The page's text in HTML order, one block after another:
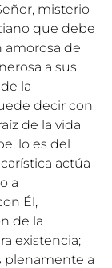
misterio
que debe
amorosa de
a sus
la
decir con
de la vida
lo es del
actúa
a
Él,
de la
existencia;
plenamente a